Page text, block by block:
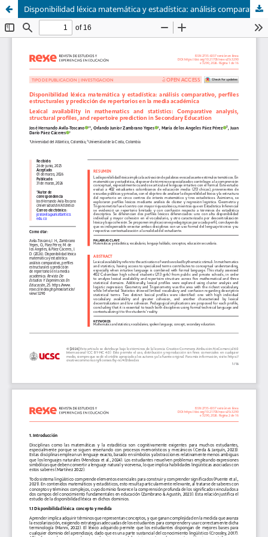
Disponibilidad léxica matemática y estadística: análisis comparativo, perfiles estructurales y predicción de repertorios en la media académica